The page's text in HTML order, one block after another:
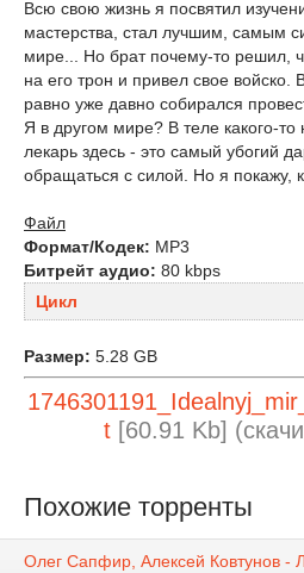
Всю свою жизнь я посвятил
мастерства, стал лучшим, самым
мире... Но брат почему-то решил,
на его трон и привел свое
равно уже давно собирался
Я в другом мире? В теле какого-
лекарь здесь - это самый убогий
обращаться с силой. Но я покажу,
Файл
Формат/Кодек: МР3
Битрейт аудио: 80 kbps
Цикл
Размер: 5.28 GB
t[60.91 Kb]
Похожие торренты
Олег Сапфир, Алексей Ковтунов -